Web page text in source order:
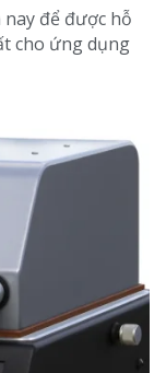
để được hỗ
cho ứng dụng